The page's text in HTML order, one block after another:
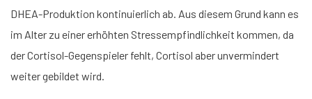
DHEA-Produktion kontinuierlich ab. Aus diesem Grund kann es
im Alter zu einer erhöhten Stressempfindlichkeit kommen, da
der Cortisol-Gegenspieler fehlt, Cortisol aber unvermindert
weiter gebildet wird.